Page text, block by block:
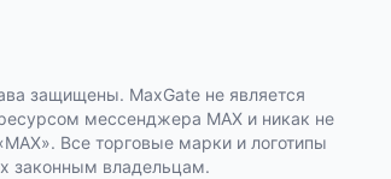
защищены. MaxGate не является
мессенджера MAX и никак не
Все торговые марки и логотипы
законным владельцам.